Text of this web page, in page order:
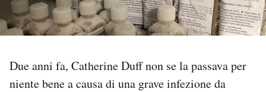
PODCAST
I MIEI PREFERITI
Due anni fa, Catherine Duff non se la passava per
niente bene a causa di una grave infezione da